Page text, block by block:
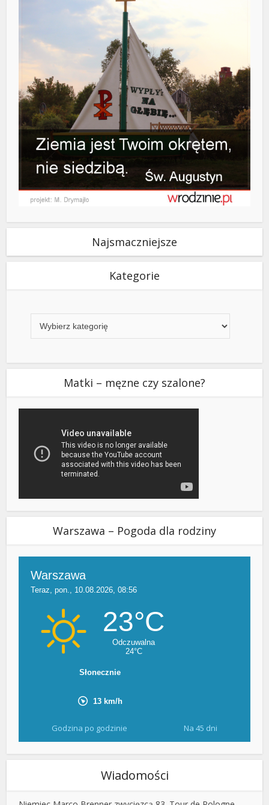
Najsmaczniejsze
Kategorie
Matki – męzne czy szalone?
Warszawa – Pogoda dla rodziny
Godzina po godzinie Na 45 dni
Wiadomości